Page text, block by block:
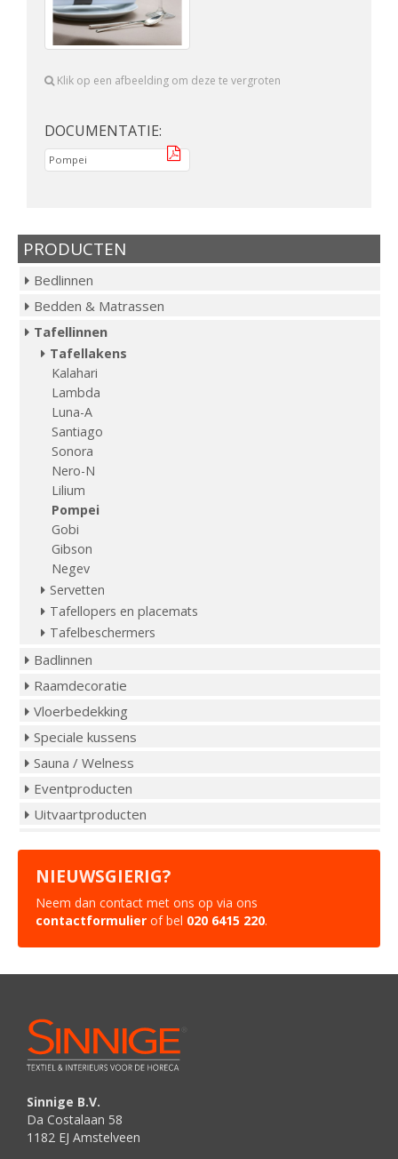
Klik op een afbeelding om deze te vergroten
DOCUMENTATIE:
Pompei
PRODUCTEN
Bedlinnen
Bedden & Matrassen
Tafellinnen
Tafellakens
Kalahari
Lambda
Luna-A
Santiago
Sonora
Nero-N
Lilium
Pompei
Gobi
Gibson
Negev
Servetten
Tafellopers en placemats
Tafelbeschermers
Badlinnen
Raamdecoratie
Vloerbedekking
Speciale kussens
Sauna / Welness
Eventproducten
Uitvaartproducten
NIEUWSGIERIG?
Neem dan contact met ons op via ons
contactformulier of bel 020 6415 220.
Sinnige B.V.
Da Costalaan 58
1182 EJ Amstelveen